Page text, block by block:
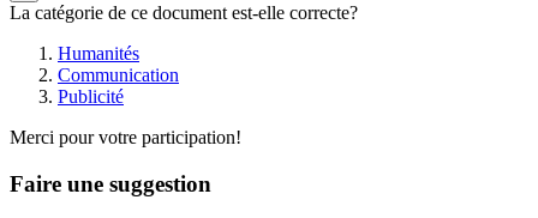
La catégorie de ce document est-elle correcte?
Humanités
Communication
Publicité
Merci pour votre participation!
Faire une suggestion